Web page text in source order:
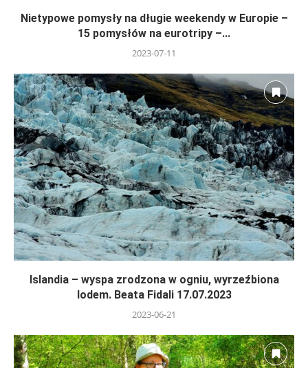
Nietypowe pomysły na długie weekendy w Europie –
15 pomysłów na eurotripy –...
2023-07-11
Islandia – wyspa zrodzona w ogniu, wyrzeźbiona
lodem. Beata Fidali 17.07.2023
2023-06-21